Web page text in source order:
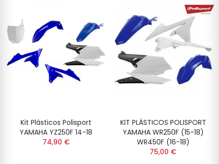
Kit Plásticos Polisport
YAMAHA YZ250F 14-18
74,90 €
KIT PLÁSTICOS POLISPORT
YAMAHA WR250F (15-18)
WR450F (16-18)
75,00 €